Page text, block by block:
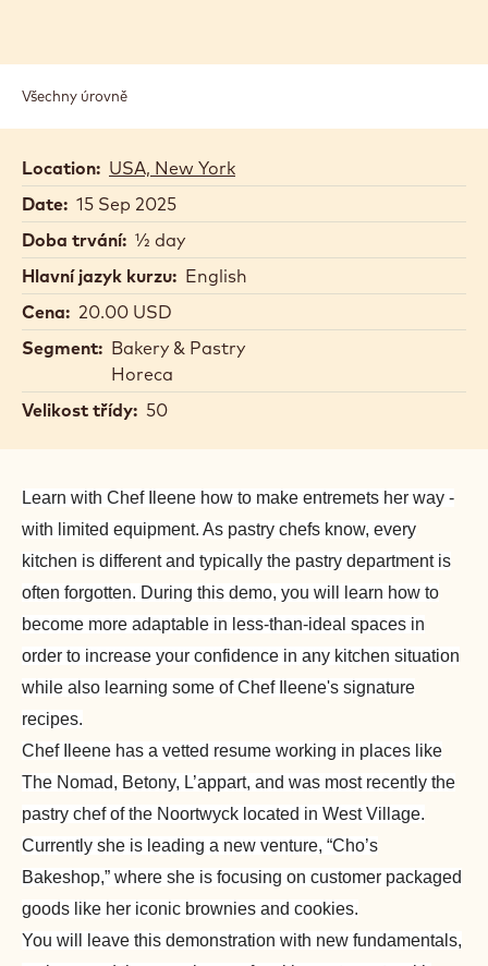
Všechny úrovně
Location: USA, New York
Date: 15 Sep 2025
Doba trvání: ½ day
Hlavní jazyk kurzu: English
Cena: 20.00 USD
Segment: Bakery & Pastry
Horeca
Velikost třídy: 50
Learn with Chef Ileene how to make entremets her way -
with limited equipment. As pastry chefs know, every
kitchen is different and typically the pastry department is
often forgotten. During this demo, you will learn how to
become more adaptable in less-than-ideal spaces in
order to increase your confidence in any kitchen situation
while also learning some of Chef Ileene's signature
recipes.
Chef Ileene has a vetted resume working in places like
The Nomad, Betony, L’appart, and was most recently the
pastry chef of the Noortwyck located in West Village.
Currently she is leading a new venture, “Cho’s
Bakeshop,” where she is focusing on customer packaged
goods like her iconic brownies and cookies.
You will leave this demonstration with new fundamentals,